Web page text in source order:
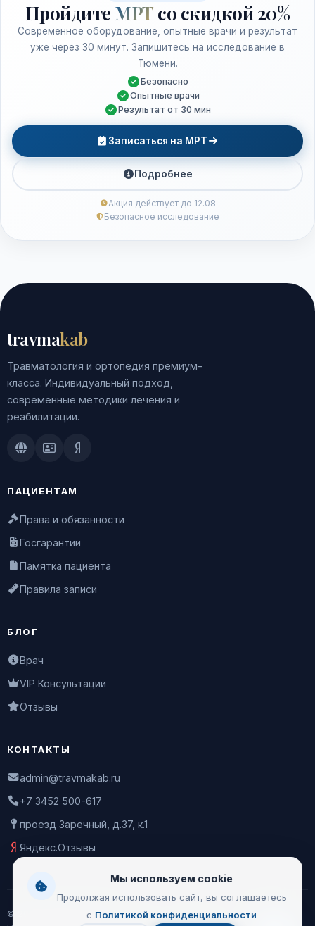
Пройдите МРТ со скидкой 20%
Современное оборудование, опытные врачи и результат
уже через 30 минут. Запишитесь на исследование в
Тюмени.
Безопасно
Опытные врачи
Результат от 30 мин
Записаться на МРТ
Подробнее
Акция действует до 12.08
Безопасное исследование
travmakab
Травматология и ортопедия премиум-
класса. Индивидуальный подход,
современные методики лечения и
реабилитации.
Doctu.ruПроДокторов
Яндекс.Здоровье
ПАЦИЕНТАМ
Права и обязанности
Госгарантии
Памятка пациента
Правила записи
БЛОГ
Врач
VIP Консультации
Отзывы
КОНТАКТЫ
admin@travmakab.ru
+7 3452 500-617
проезд Заречный, д.37, к.1
Яндекс.Отзывы
© 2026 Leontiev Clinic
Мы используем cookie
Продолжая использовать сайт, вы соглашаетесь
с Политикой конфиденциальности